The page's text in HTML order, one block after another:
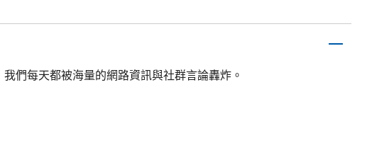
們每天都被海量的網路資訊與社群言論轟炸。